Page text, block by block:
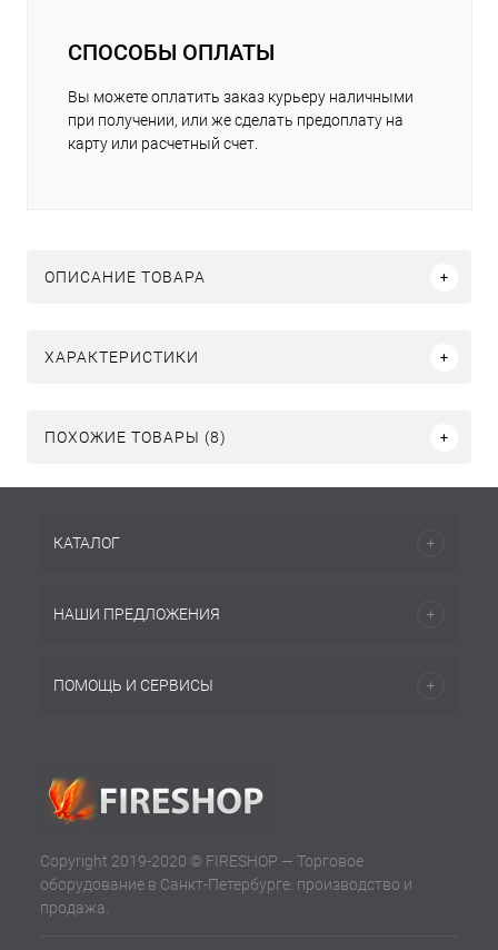
СПОСОБЫ ОПЛАТЫ
Вы можете оплатить заказ курьеру наличными
при получении, или же сделать предоплату на
карту или расчетный счет.
ОПИСАНИЕ ТОВАРА
ХАРАКТЕРИСТИКИ
ПОХОЖИЕ ТОВАРЫ (8)
КАТАЛОГ
НАШИ ПРЕДЛОЖЕНИЯ
ПОМОЩЬ И СЕРВИСЫ
Copyright 2019-2020 © FIRESHOP — Торговое
оборудование в Санкт-Петербурге: производство и
продажа.